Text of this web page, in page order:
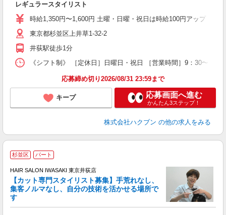
レギュラースタイリスト
時給1,350円〜1,600円 土曜・日曜・祝日は時給100円アップ ※資
東京都杉並区上井草1-32-2
井荻駅徒歩1分
《シフト制》 ［定休日］日曜日・祝日 ［営業時間］9：30〜17
応募締め切り2026/08/31 23:59まで
キープ 応募画面へ進む
かんたん3ステップ！
株式会社ハクブン の他の求人をみる
杉並区 パート
HAIR SALON IWASAKI 東京井荻店
【カット専門スタイリスト募集】手荒れなし、
集客ノルマなし、自分の技術を活かせる場所で
す